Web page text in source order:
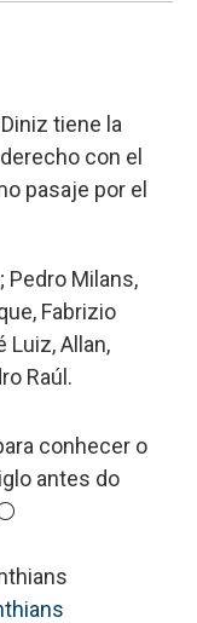
tiene la
con el
pasaje por el
Pedro Milans,
Fabrizio
Luiz, Allan,
Raúl.
conhecer o
antes do